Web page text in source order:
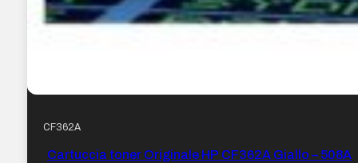
CF362A
Cartuccia toner Originale HP CF362A Giallo – 508A